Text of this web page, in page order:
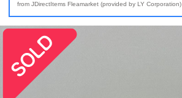
from JDirectItems Fleamarket (provided by LY Corporation)